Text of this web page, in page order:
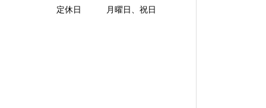
定休日 月曜日、祝日